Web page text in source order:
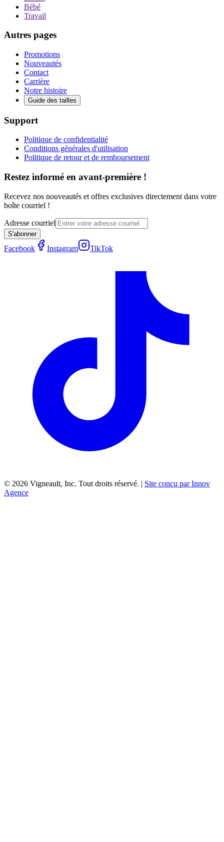
Bébé
Travail
Autres pages
Promotions
Nouveautés
Contact
Carrière
Notre histoire
Guide des tailles
Support
Politique de confidentialité
Conditions générales d'utilisation
Politique de retour et de remboursement
Restez informé en avant-première !
Recevez nos nouveautés et offres exclusives directement dans votre
boîte courriel !
Adresse courriel
S'abonner
Facebook Instagram TikTok
© 2026 Vigneault, Inc. Tout droits réservé. | Site conçu par Innov
Agence